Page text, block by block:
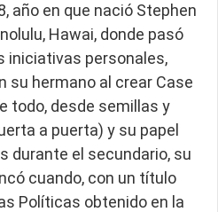
año en que nació Stephen
Hawai, donde pasó
iniciativas personales,
su hermano al crear Case
todo, desde semillas y
a puerta) y su papel
durante el secundario, su
cuando, con un título
Políticas obtenido en la